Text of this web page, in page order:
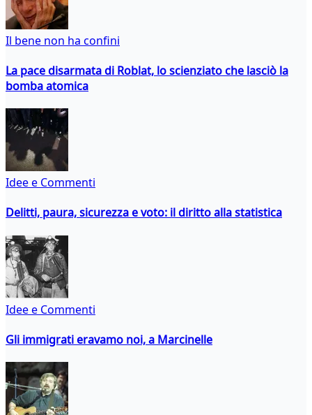
Il bene non ha confini
La pace disarmata di Roblat, lo scienziato che lasciò la
bomba atomica
Idee e Commenti
Delitti, paura, sicurezza e voto: il diritto alla statistica
Idee e Commenti
Gli immigrati eravamo noi, a Marcinelle